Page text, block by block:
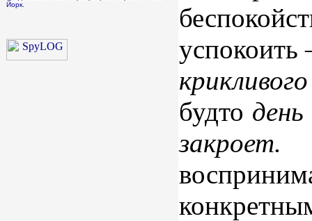
Йорк.
крикливого
будто
закроет.